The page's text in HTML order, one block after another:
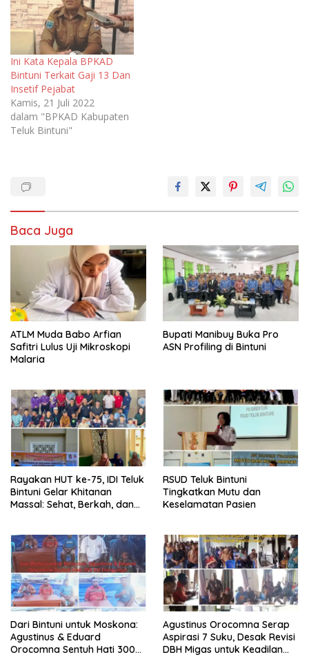
Ini Kata Kepala BPKAD
Bintuni Terkait Gaji 13 Dan
Insetif Pejabat
Kamis, 21 Juli 2022
dalam "BPKAD Kabupaten
Teluk Bintuni"
Baca Juga
ATLM Muda Babo Arfian
Safitri Lulus Uji Mikroskopi
Malaria
Bupati Manibuy Buka Pro
ASN Profiling di Bintuni
Rayakan HUT ke-75, IDI Teluk
Bintuni Gelar Khitanan
Massal: Sehat, Berkah, dan
RSUD Teluk Bintuni
Tingkatkan Mutu dan
Keselamatan Pasien
Dari Bintuni untuk Moskona:
Agustinus & Eduard
Orocomna Sentuh Hati 300
Agustinus Orocomna Serap
Aspirasi 7 Suku, Desak Revisi
DBH Migas untuk Keadilan